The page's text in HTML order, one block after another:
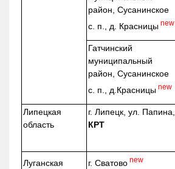
район, Сусанинское
с. п., д. Красницы new
Гатчинский
муниципальный
район, Сусанинское
с. п., д.Красницы new
Липецкая
область
г. Липецк, ул. Папина,
КРТ
Луганская г. Сватово new